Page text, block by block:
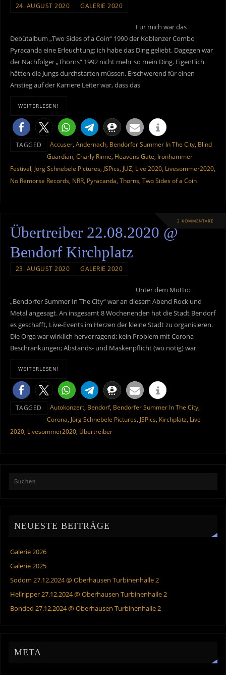
24. AUGUST 2020 GALERIE 2020
Für mich war das
Debütalbum „Two Sides of a Coin“ 1990 der Koblenzer Combo
Pyracanda eine Erleuchtung; ich habe das Ding geliebt. Dagegen war
der Nachfolger „Thorns“ 1992 nicht mehr so mein Ding. Eigentlich
hätten die Jungs durchstarten müssen. Erschwerend für einen
Anstieg auf der Karriere Leiter war, dass das
WEITERLESEN!
TAGGED Accuser, Andernach, Bendorfer Summer In The City, Blind
Guardian, Charly Rinne, Heavens Gate, Ironhammer
Festival, Jörg Schnebele Pictures, JSPics, JUZ, Live 2020, Livesommer2020,
No Remorse Records, NRR, Pyracanda, Thorns, Two Sides of a Coin
2 KOMMENTARE
Übertreiber 22.08.2020 @
Bendorf Kirchplatz
23. AUGUST 2020 GALERIE 2020
Unter dem Motto:
„Bendorfer Summer In The City“ war an diesem Abend Rock und
Metal angesagt. An insgesamt 8 Wochenenden hat die Stadt Bendorf
es geschafft, Live-Events im Herzen der kleine Stadt zu organisieren.
Die Orga war wirklich hervorragend: kein Problem mit Corona
Beschränkungen; Abstands- und Maskenpflicht (wo nötig) war
WEITERLESEN!
TAGGED Autokonzert, Bendorf, Bendorfer Summer In The City,
Corona, Jörg Schnebele Pictures, JSPics, Kirchplatz, Live
2020, Livesommer2020, Übertreiber
NEUESTE BEITRÄGE
Galerie 2026
Galerie 2025
Sodom 27.12.2024 @ Oberhausen Turbinenhalle 2
Hellripper 27.12.2024 @ Oberhausen Turbinenhalle 2
Bonded 27.12.2024 @ Oberhausen Turbinenhalle 2
META